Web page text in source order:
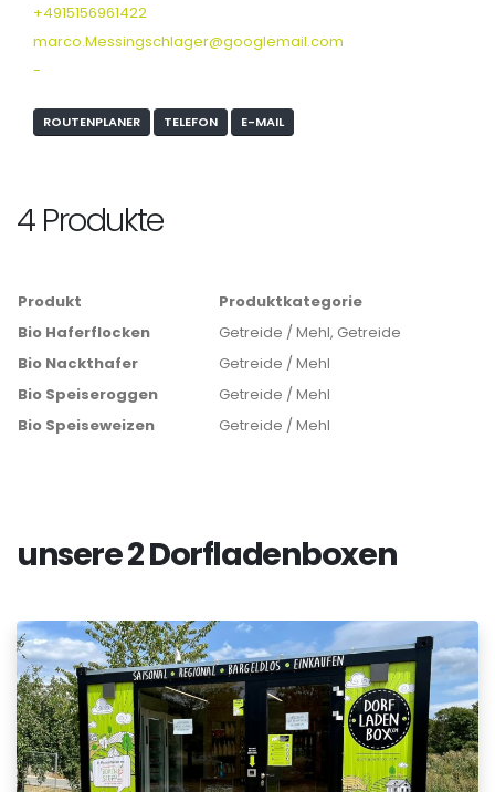
+4915156961422
marco.Messingschlager@googlemail.com
-
ROUTENPLANER TELEFON E-MAIL
4 Produkte
Produkt
Produktkategorie
Bio Haferflocken
Getreide / Mehl, Getreide
Bio Nackthafer
Getreide / Mehl
Bio Speiseroggen
Getreide / Mehl
Bio Speiseweizen
Getreide / Mehl
unsere 2 Dorfladenboxen